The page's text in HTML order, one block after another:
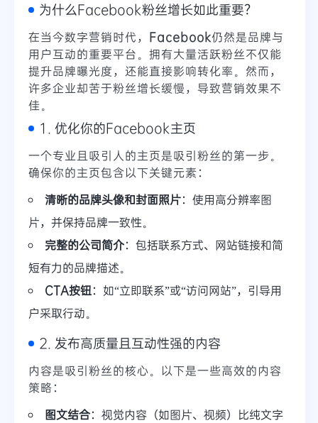
为什么Facebook粉丝增长如此重要？
在当今数字营销时代， Facebook仍然是品牌与
用户互动的重要平台。拥有大量活跃粉丝不仅能
提升品牌曝光度，还能直接影响转化率。然而，
许多企业却苦于粉丝增长缓慢，导致营销效果不
佳。
1. 优化你的Facebook主页
一个专业且吸引人的主页是吸引粉丝的第一步。
确保你的主页包含以下关键元素：
清晰的品牌头像和封面照片：使用高分辨率图
片，并保持品牌一致性。
完整的公司简介：包括联系方式、网站链接和简
短有力的品牌描述。
CTA按钮：如“立即联系”或“访问网站”，引导用
户采取行动。
2. 发布高质量且互动性强的内容
内容是吸引粉丝的核心。以下是一些高效的内容
策略：
图文结合：视觉内容（如图片、视频）比纯文字